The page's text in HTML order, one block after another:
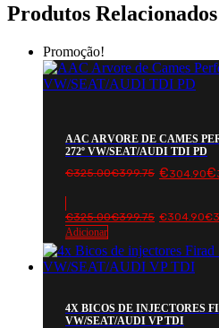
Produtos Relacionados
Promoção!
AAC ARVORE DE CAMES
272º VW/SEAT/AUDI TDI PD
€325.00€399.75
O
original
era:
€325.00€399.75.
€304.90€
O
atual
é:
€304.90€375.03.
€325.00€399.75
O
preço
original
era:
€325.00€399.75.
€304.90€
O
preço
atual
é:
€304.90€375.03.
Adicionar
4X BICOS DE INJECTORES
VW/SEAT/AUDI VP TDI